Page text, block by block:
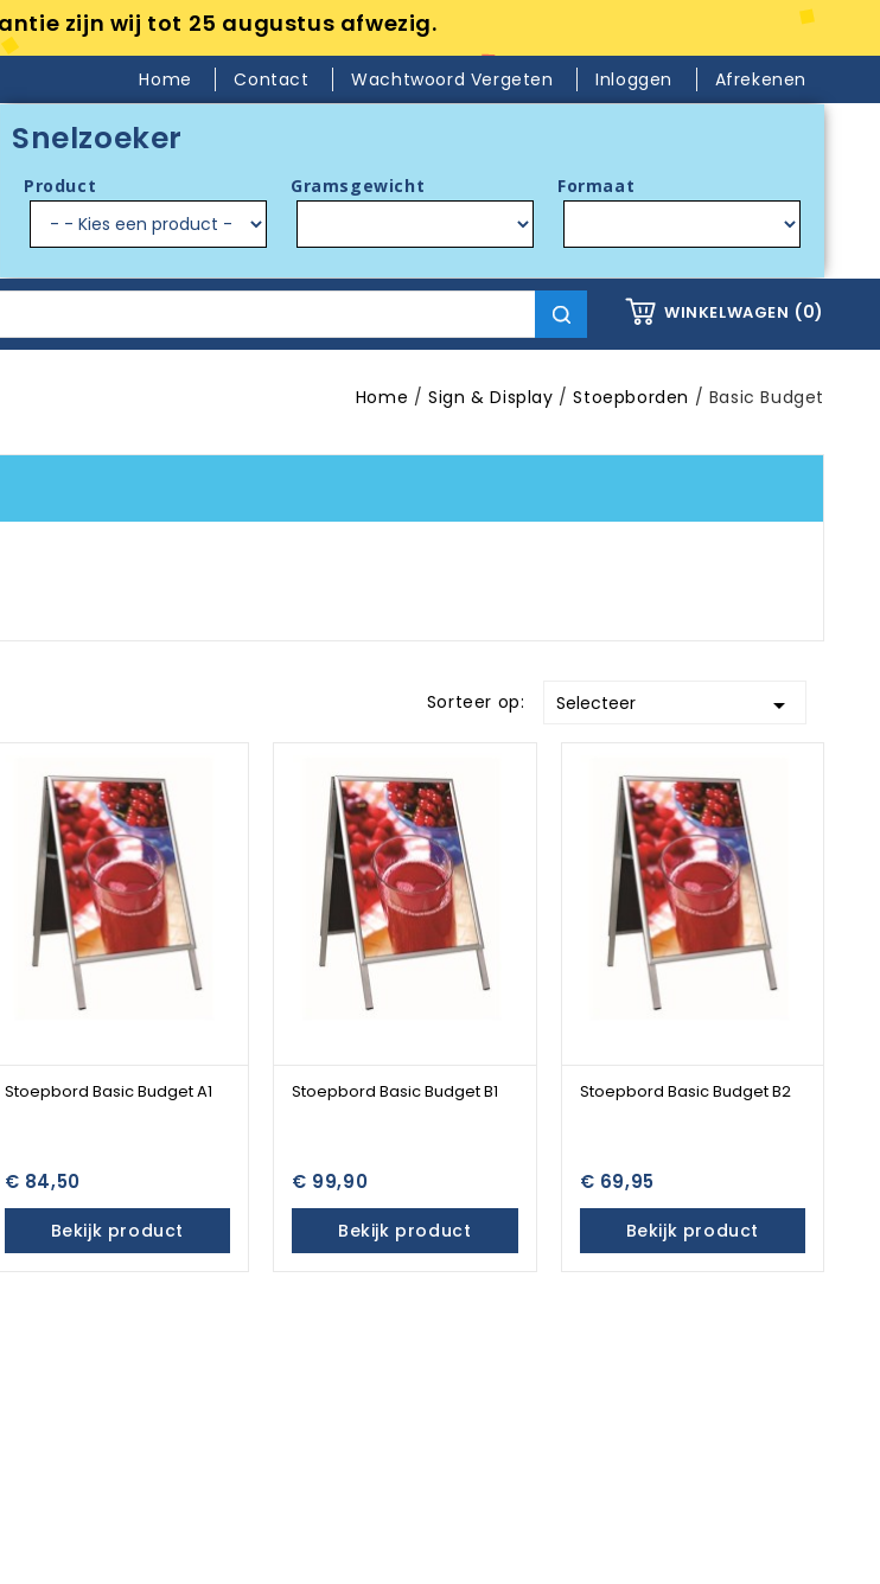
zijn wij tot 25 augustus afwezig.
Home Contact Wachtwoord Vergeten Inloggen Afrekenen
Snelzoeker
Product Gramsgewicht Formaat
WINKELWAGEN (0)
Home Sign & Display Stoepborden Basic Budget
Sorteer op: Selecteer 
Stoepbord Basic Budget A1
€ 84,50
Bekijk product
Stoepbord Basic Budget B1
€ 99,90
Bekijk product
Stoepbord Basic Budget B2
€ 69,95
Bekijk product